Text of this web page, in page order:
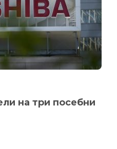
на три посебни